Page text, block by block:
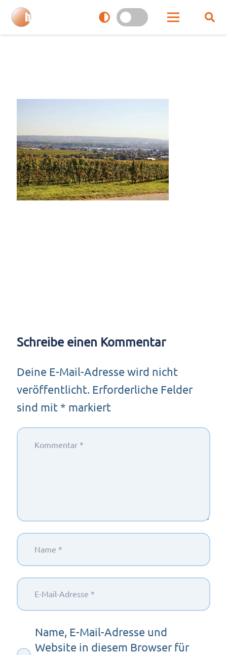
Schreibe einen Kommentar
Deine E-Mail-Adresse wird nicht
veröffentlicht. Erforderliche Felder
sind mit * markiert
Name, E-Mail-Adresse und
Website in diesem Browser für